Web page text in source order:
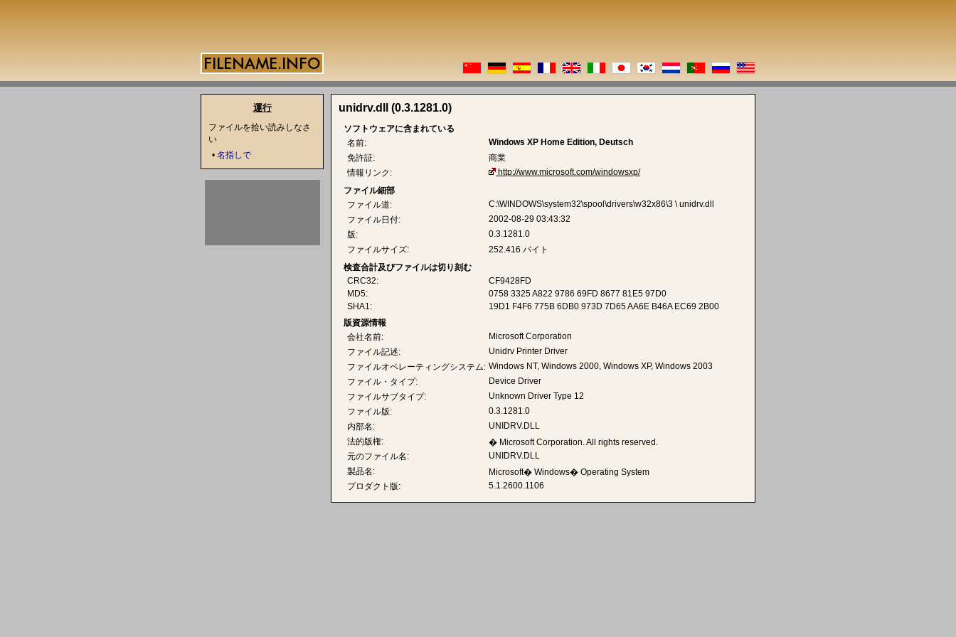
unidrv.dll (0.3.1281.0)
ソフトウェアに含まれている
名前:
Windows XP Home Edition, Deutsch
免許証:
商業
情報リンク:
http://www.microsoft.com/windowsxp/
ファイル細部
ファイル道:
C:\WINDOWS\system32\spool\drivers\w32x86\3 \ unidrv.dll
ファイル日付:
2002-08-29 03:43:32
版:
0.3.1281.0
ファイルサイズ:
252.416 バイト
検査合計及びファイルは切り刻む
CRC32:
CF9428FD
MD5:
0758 3325 A822 9786 69FD 8677 81E5 97D0
SHA1:
19D1 F4F6 775B 6DB0 973D 7D65 AA6E B46A EC69 2B00
版資源情報
会社名前:
Microsoft Corporation
ファイル記述:
Unidrv Printer Driver
ファイルオペレーティングシステム: Windows NT, Windows 2000, Windows XP, Windows 2003
ファイル・タイプ:
Device Driver
ファイルサブタイプ:
Unknown Driver Type 12
ファイル版:
0.3.1281.0
内部名:
UNIDRV.DLL
法的版権:
� Microsoft Corporation. All rights reserved.
元のファイル名:
UNIDRV.DLL
製品名:
Microsoft� Windows� Operating System
プロダクト版:
5.1.2600.1106
運行
ファイルを拾い読みしなさ
い
• 名指しで